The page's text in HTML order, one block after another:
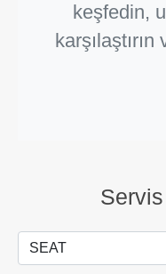
keşfedin,
karşılaştırın